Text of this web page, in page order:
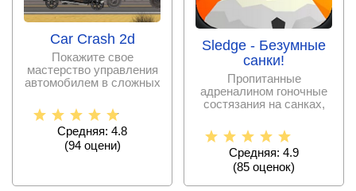
Car Crash 2d
Покажите свое
мастерство управления
автомобилем в сложных
Средняя: 4.8
(94оцени)
Sledge - Безумные
санки!
Пропитанные
адреналином гоночные
состязания на санках,
трасс,
Средняя: 4.9
(85 оценок)